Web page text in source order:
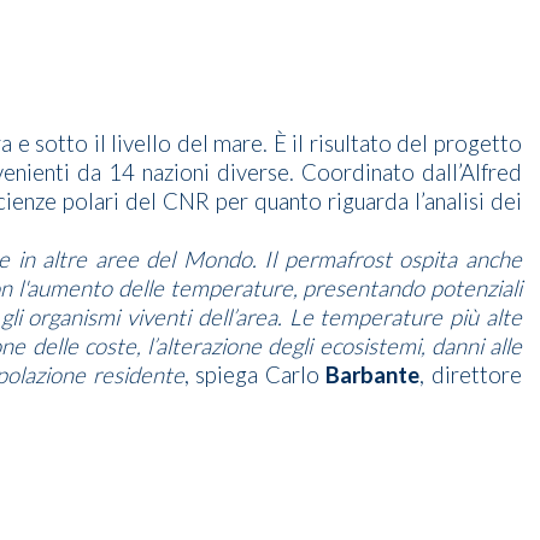
e sotto il livello del mare. È il risultato del progetto
da 14 nazioni diverse. Coordinato dall’Alfred
polari del CNR per quanto riguarda l’analisi dei
in altre aree del Mondo. Il permafrost ospita anche
l'aumento delle temperature, presentando potenziali
organismi viventi dell’area. Le temperature più alte
delle coste, l’alterazione degli ecosistemi, danni alle
residente, spiega Carlo Barbante, direttore